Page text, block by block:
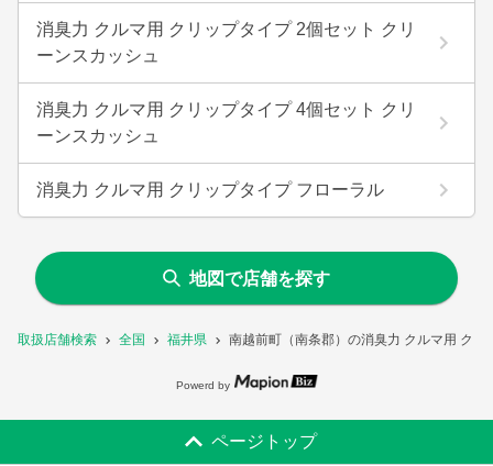
取扱店舗検索 全国 福井県 南越前町（南条郡）の消臭力 クルマ用 ク
消臭力 クルマ用 クリップタイプ 2個セット クリ
ーンスカッシュ
消臭力 クルマ用 クリップタイプ 4個セット クリ
ーンスカッシュ
消臭力 クルマ用 クリップタイプ フローラル
地図で店舗を探す
Powerd by
ページトップ